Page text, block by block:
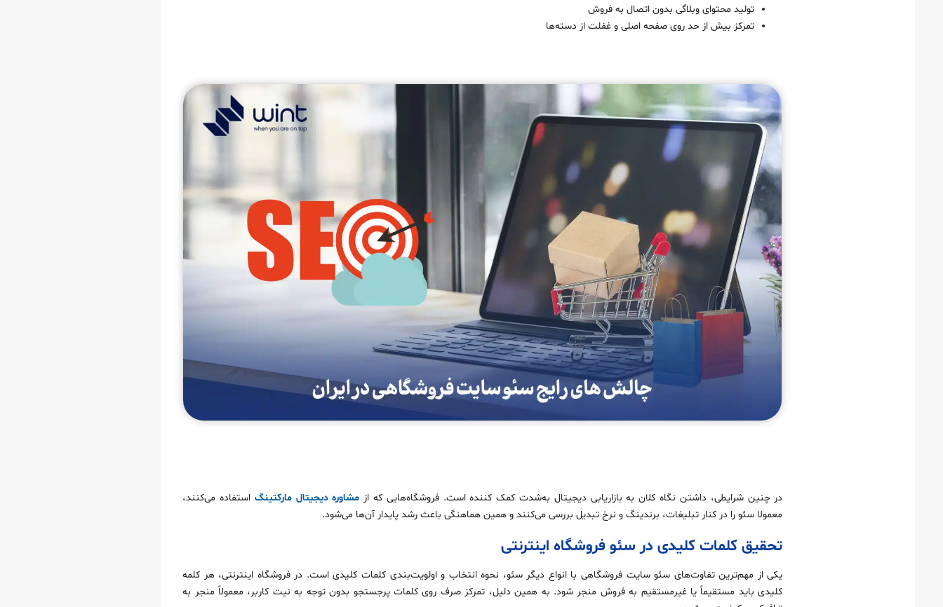
تولید محتوای وبلاگی بدون اتصال به فروش
تمرکز بیش از حد روی صفحه اصلی و غفلت از دسته‌ها
در چنین شرایطی، داشتن نگاه کلان به بازاریابی دیجیتال به‌شدت کمک‌ کننده است. فروشگاه‌هایی که از مشاوره دیجیتال مارکتینگ استفاده می‌کنند،
معمولا سئو را در کنار تبلیغات، برندینگ و نرخ تبدیل بررسی می‌کنند و همین هماهنگی باعث رشد پایدار آن‌ها می‌شود.
تحقیق کلمات کلیدی در سئو فروشگاه اینترنتی
یکی از مهم‌ترین تفاوت‌های سئو سایت فروشگاهی با انواع دیگر سئو، نحوه انتخاب و اولویت‌بندی کلمات کلیدی است. در فروشگاه اینترنتی، هر کلمه
کلیدی باید مستقیماً یا غیرمستقیم به فروش منجر شود. به همین دلیل، تمرکز صرف روی کلمات پرجستجو بدون توجه به نیت کاربر، معمولاً منجر به